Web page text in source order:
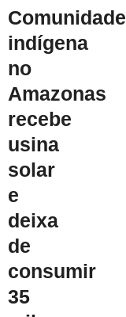
Comunidade
indígena
no
Amazonas
recebe
usina
solar
e
deixa
de
consumir
35